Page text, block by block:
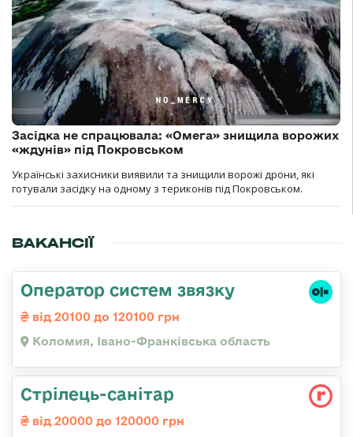
Засідка не спрацювала: «Омега» знищила ворожих
«ждунів» під Покровськом
Українські захисники виявили та знищили ворожі дрони, які
готували засідку на одному з териконів під Покровськом.
ВАКАНСІЇ
Оператор систем звязку
від 20100 до 120100 грн
Коломия, Івано-Франківська область
Стрілець-санітар
від 20000 до 120000 грн